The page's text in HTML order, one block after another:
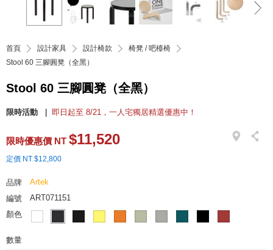
首頁 設計家具 設計椅款
椅凳 / 吧檯椅
Stool 60 三腳圓凳（全黑）
Stool 60 三腳圓凳（全黑）
限時活動 即日起至 8/21，一人宅獨居精選優惠中！
限時優惠價 NT $11,520
定價 NT $12,800
品牌
Artek
編號
ART071151
顏色
數量